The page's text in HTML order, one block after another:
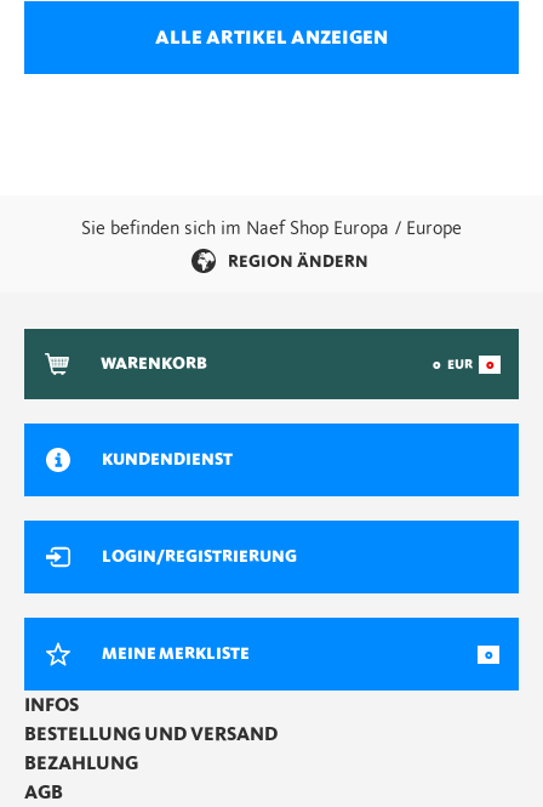
ALLE ARTIKEL ANZEIGEN
Sie befinden sich im Naef Shop Europa / Europe
REGION ÄNDERN
WARENKORB 0 EUR 0
KUNDENDIENST
LOGIN/REGISTRIERUNG
MEINE MERKLISTE 0
INFOS
BESTELLUNG UND VERSAND
BEZAHLUNG
AGB